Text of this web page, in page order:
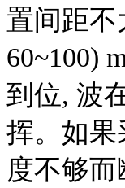
置间距不
60~100)
到位, 波
挥。如果
度不够